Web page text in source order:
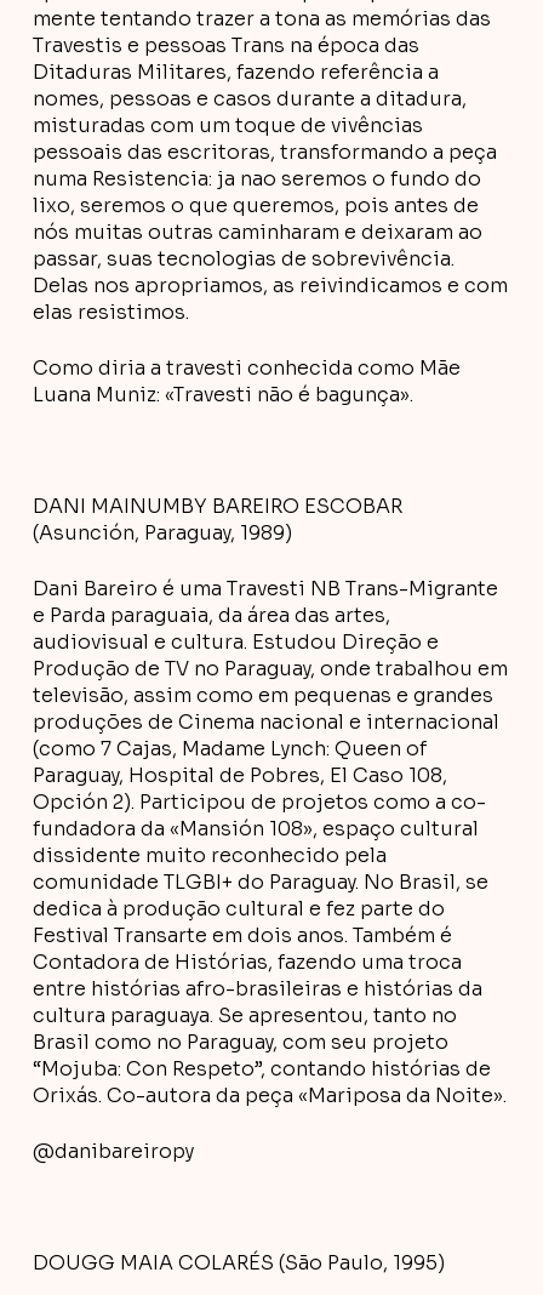
mente tentando trazer a tona as memórias das
Travestis e pessoas Trans na época das
Ditaduras Militares, fazendo referência a
nomes, pessoas e casos durante a ditadura,
misturadas com um toque de vivências
pessoais das escritoras, transformando a peça
numa Resistencia: ja nao seremos o fundo do
lixo, seremos o que queremos, pois antes de
nós muitas outras caminharam e deixaram ao
passar, suas tecnologias de sobrevivência.
Delas nos apropriamos, as reivindicamos e com
elas resistimos.
Como diria a travesti conhecida como Mãe
Luana Muniz: «Travesti não é bagunça».
DANI MAINUMBY BAREIRO ESCOBAR
(Asunción, Paraguay, 1989)
Dani Bareiro é uma Travesti NB Trans-Migrante
e Parda paraguaia, da área das artes,
audiovisual e cultura. Estudou Direção e
Produção de TV no Paraguay, onde trabalhou em
televisão, assim como em pequenas e grandes
produções de Cinema nacional e internacional
(como 7 Cajas, Madame Lynch: Queen of
Paraguay, Hospital de Pobres, El Caso 108,
Opción 2). Participou de projetos como a co-
fundadora da «Mansión 108», espaço cultural
dissidente muito reconhecido pela
comunidade TLGBI+ do Paraguay. No Brasil, se
dedica à produção cultural e fez parte do
Festival Transarte em dois anos. Também é
Contadora de Histórias, fazendo uma troca
entre histórias afro-brasileiras e histórias da
cultura paraguaya. Se apresentou, tanto no
Brasil como no Paraguay, com seu projeto
“Mojuba: Con Respeto”, contando histórias de
Orixás. Co-autora da peça «Mariposa da Noite».
@danibareiropy
DOUGG MAIA COLARÉS (São Paulo, 1995)